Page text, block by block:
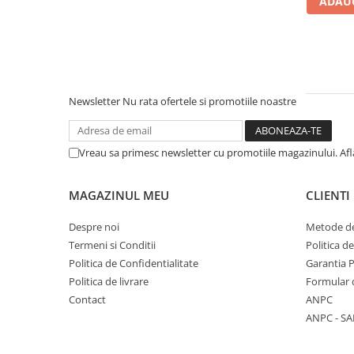
Senzatii/Dragoste
Senzatii/Erotic
Senzatii/Thriller
Teens Book Club
Newsletter Nu rata ofertele si promotiile noastre
Vreau sa primesc newsletter cu promotiile magazinului.
MAGAZINUL MEU
Despre noi
Termeni si Conditii
Politica de Confidentialitate
Politica de livrare
Contact
CLIENTI
Metode
Politica
Garantia
Formular
ANPC
ANPC -